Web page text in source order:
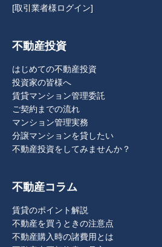
[取引業者様ログイン]
不動産投資
はじめての不動産投資
投資家の皆様へ
賃貸マンション管理委託
ご契約までの流れ
マンション管理実務
分譲マンションを貸したい
不動産投資をしてみませんか？
不動産コラム
賃貸のポイント解説
不動産を買うときの注意点
不動産購入時の諸費用とは